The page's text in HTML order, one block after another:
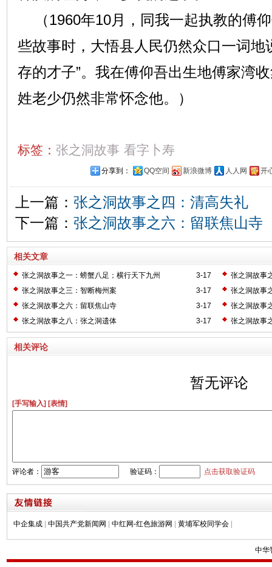
（1960年10月，同我一起执教的傅
些故事时，大悟县人民仍然众口一词地
存的才子”。我在傅仰吾出生地傅家湾
姓老少仍然非常怀念他。）
标签： 张之洞故事 看字卜寿
分享到： QQ空间 新浪微博 人人网 开
上一篇： 张之洞故事之四：清高失礼
下一篇： 张之洞故事之六：留联焦山寺
相关文章
3-17
张之洞故事之一：螃蟹八足；横行天下九州
张之洞故事
3-17
张之洞故事之三：智断梅州案
张之洞故事
3-17
张之洞故事之六：留联焦山寺
张之洞故事
3-17
张之洞故事之八：张之洞遗体 张之洞故事
相关评论
暂无评论
[手写输入] [表情]
评论者： 验证码： 点击获取验证码
中企集成 中国共产党新闻网 中红网-红色旅游网 黄埔军校同学会
中华